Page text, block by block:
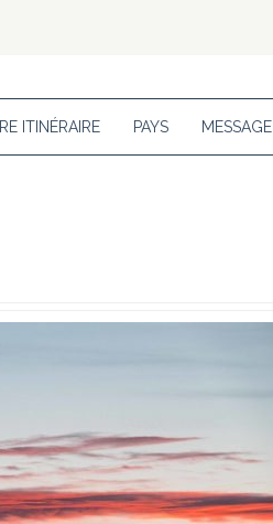
ITINÉRAIRE PAYS MESSAGE